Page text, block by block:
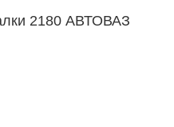
2180 АВТОВАЗ